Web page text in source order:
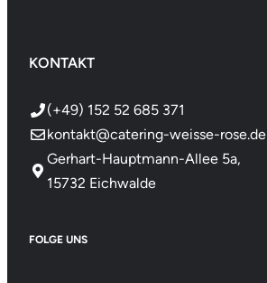
KONTAKT
(+49) 152 52 685 371
kontakt@catering-weisse-rose.de
Gerhart-Hauptmann-Allee 5a,
15732 Eichwalde
FOLGE UNS